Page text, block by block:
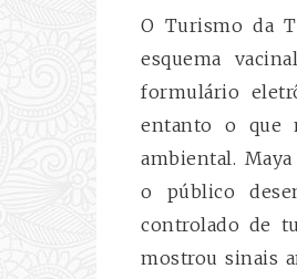
O Turismo da
esquema
formulário
entanto o que
ambiental.
o público
controlado de
mostrou sinais